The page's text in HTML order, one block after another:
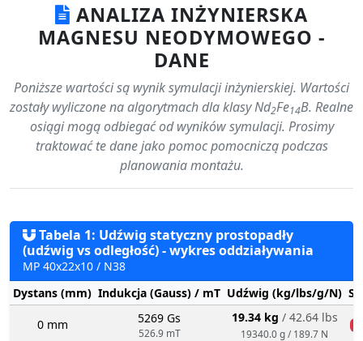
ANALIZA INŻYNIERSKA
MAGNESU NEODYMOWEGO -
DANE
Poniższe wartości są wynik symulacji inżynierskiej. Wartości
zostały wyliczone na algorytmach dla klasy Nd2Fe14B. Realne
osiągi mogą odbiegać od wyników symulacji. Prosimy
traktować te dane jako pomoc pomocniczą podczas
planowania montażu.
Tabela 1: Udźwig statyczny prostopadły
(udźwig vs odległość) - wykres oddziaływania
MP 40x22x10 / N38
Dystans (mm) Indukcja (Gauss) / mT Udźwig (kg/lbs/g/N)
0 mm 5269 Gs
526.9 mT
19.34 kg / 42.64 lbs
19340.0 g / 189.7 N